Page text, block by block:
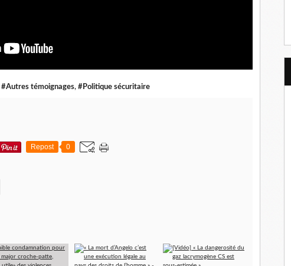
#Autres témoignages, #Politique sécuritaire
Repost 0